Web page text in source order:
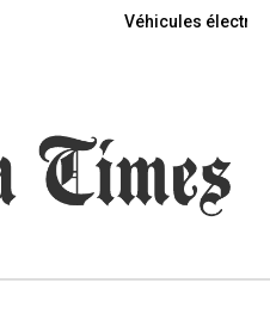
Véhicules